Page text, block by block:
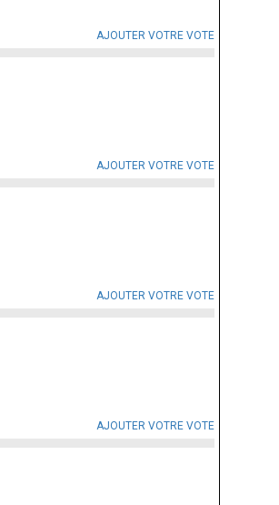
AJOUTER VOTRE VOTE
AJOUTER VOTRE VOTE
AJOUTER VOTRE VOTE
AJOUTER VOTRE VOTE